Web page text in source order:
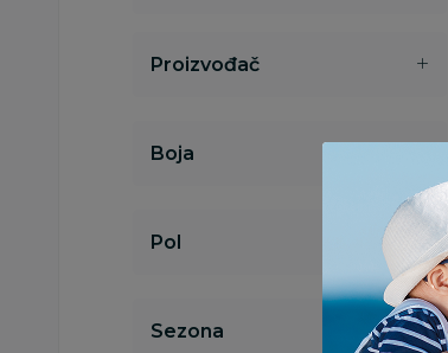
Proizvođač
Boja
Pol
Sezona